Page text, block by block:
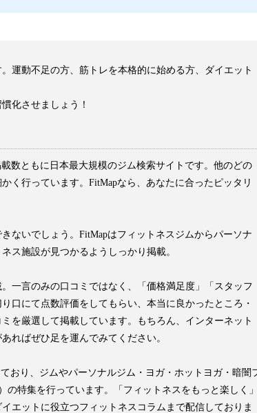
運動不足の方、筋トレを本格的に始める方、ダイエット
化させましょう！
数ともに日本最大規模のジム検索サイトです。他のどの
く行っています。FitMapなら、あなたに合ったピッタリ
ないでしょう。FitMapはフィットネスジムからパーソナ
ス施設が見つかるようしっかり掲載。
一言のみの口コミではなく、「価格満足度」「スタッフ
口にて点数評価をしてもらい、本当に良かったところ・
を厳選して掲載しています。もちろん、インターネット
ればぜひ足を運んでみてください。
おり、ジムやパーソナルジム・ヨガ・ホットヨガ・暗闇
の特集を行っています。「フィットネスをもっと楽しく
エットに役立つフィットネスコラムまで配信しておりま